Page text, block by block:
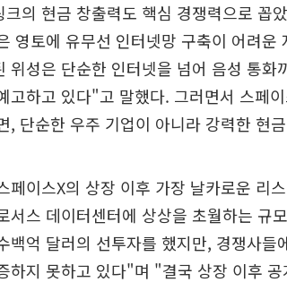
크의 현금 창출력도 핵심 경쟁력으로 꼽
영토에 유무선 인터넷망 구축이 어려
위성은 단순한 인터넷을 넘어 음성 통
고하고 있다"고 말했다. 그러면서 스페
, 단순한 우주 기업이 아니라 강력한 현
페이스X의 상장 이후 가장 날카로운 리
서스 데이터센터에 상상을 초월하는 규
백억 달러의 선투자를 했지만, 경쟁사
하지 못하고 있다"며 "결국 상장 이후